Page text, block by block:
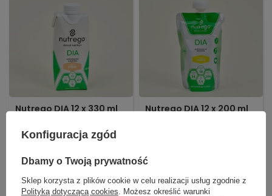
Nutrego DIA 12 x 330 ml
bogatoresztkowa, kompletna
pod względem odżywczym
cukrzycą.
Czekolada
Orzech
Nutrego DIA 12 x 200 ml
cukrzycą.
Wanilia
Orzech
Konfiguracja zgód
Dbamy o Twoją prywatność
Sklep korzysta z plików cookie w celu realizacji usług zgodnie z
Polityką dotyczącą cookies . Możesz określić warunki